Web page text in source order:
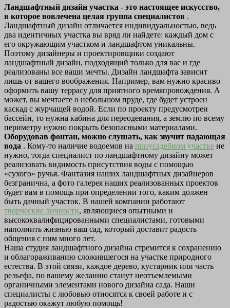
Ландшафтный дизайн участка - это настоящее искусство,
в которое вовлечена целая группа специалистов .
Ландшафтный дизайн отличается индивидуальностью, ведь
два идентичных участка вы вряд ли найдете: каждый дом с
его окружающим участком и ландшафтом уникальны.
Поэтому дизайнеры и проектировщики создают
ландшафтный дизайн, подходящий только для вас и где
реализованы все ваши мечты. Дизайн ландшафта зависит
лишь от вашего воображения. Например, вам нужно красиво
оформить вашу террасу для приятного времяпровождения. А
может, вы мечтаете о небольшом пруде, где будет устроен
каскад с журчащей водой. Если по проекту предусмотрен
бассейн, то нужна кабина для переодевания, а землю по всему
периметру нужно покрыть безопасными материалами.
Оборудовав фонтан, можно слушать, как звучит падающая
вода . Кому-то наличие водоемов на приусадебном участке не
нужно, тогда специалист по ландшафтному дизайну может
реализовать видимость присутствия воды с помощью
«сухого» ручья. Фантазия наших ландшафтных дизайнеров
безгранична, а фото галерея наших реализованных проектов
будет вам в помощь при определении того, каким должен
быть дачный участок. В нашей компании работают
творческие личности, являющиеся опытными и
высококвалифицированными специалистами, готовыми
наполнить жизнью ваш сад, который доставит радость
общения с ним много лет.
Наша студия ландшафтного дизайна стремится к сохранению
и облагораживанию сложившегося на участке природного
естества. В этой связи, каждое дерево, кустарник или часть
рельефа, по вашему желанию станут неотъемлемыми
органичными элементами нового дизайна сада. Наши
специалисты с любовью относятся к своей работе и с
радостью окажут любую помощь!